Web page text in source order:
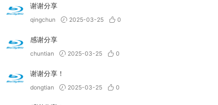
谢谢分享
qingchun 2025-03-25 0
感谢分享
chuntian 2025-03-25 0
谢谢分享！
dongtian 2025-03-25 0